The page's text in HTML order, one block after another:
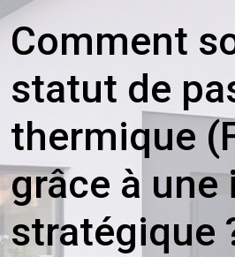
Comment
statut de
thermique
grâce à
stratégique